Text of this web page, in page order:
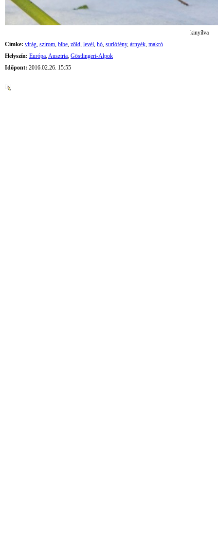
kinyílva
Címke: virág, szirom, bibe, zöld, levél, hó, surlófény, árnyék, makró
Helyszín: Európa,Ausztria, Göstlingeri-Alpok
Időpont: 2016.02.26. 15:55